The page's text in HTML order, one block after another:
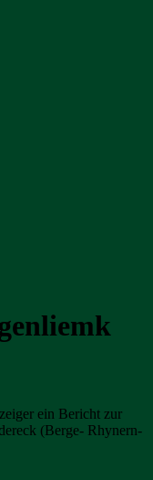
ein Bericht zur
(Berge- Rhynern-